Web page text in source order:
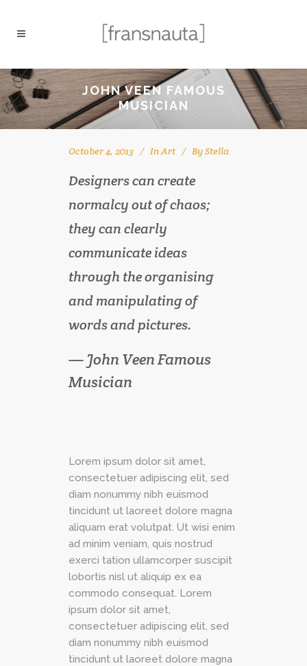
JOHN VEEN FAMOUS
MUSICIAN
October 4, 2013 InArt ByStella
Designers can create
normalcy out of chaos;
they can clearly
communicate ideas
through the organising
and manipulating of
words and pictures.
— John Veen Famous
Musician
Lorem ipsum dolor sit amet,
consectetuer adipiscing elit, sed
diam nonummy nibh euismod
tincidunt ut laoreet dolore magna
aliquam erat volutpat. Ut wisi enim
ad minim veniam, quis nostrud
exerci tation ullamcorper suscipit
lobortis nisl ut aliquip ex ea
commodo consequat. Lorem
ipsum dolor sit amet,
consectetuer adipiscing elit, sed
diam nonummy nibh euismod
tincidunt ut laoreet dolore magna